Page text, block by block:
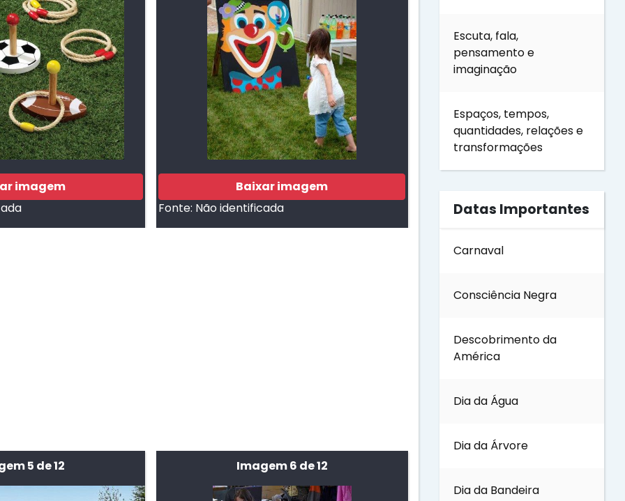
imagem
Baixar imagem
Fonte: Não identificada
5 de 12 Imagem 6 de 12
Escuta, fala,
pensamento e
imaginação
Espaços, tempos,
quantidades, relações e
transformações
Datas Importantes
Carnaval
Consciência Negra
Descobrimento da
América
Dia da Água
Dia da Árvore
Dia da Bandeira